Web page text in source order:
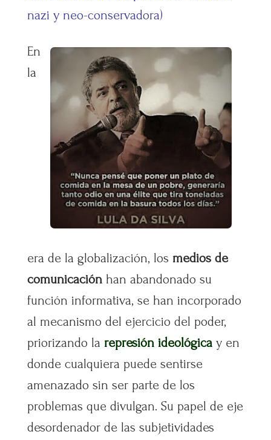
nazi y neo-conservadora)
En
la
era de la globalización, los medios de
comunicaciónhan abandonado su
función informativa, se han incorporado
al mecanismo del ejercicio del poder,
priorizando la represión ideológica y en
donde cualquiera puede sentirse
amenazado sin ser parte de los
problemas que divulgan. Su papel de eje
desordenador de las subjetividades